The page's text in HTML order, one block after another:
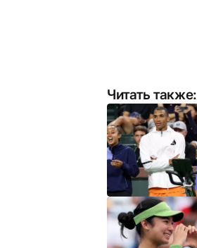
Читать также: